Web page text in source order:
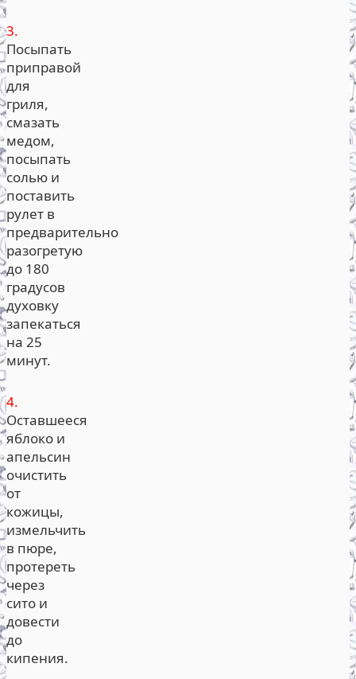
3.
Посыпать
приправой
для
гриля,
смазать
медом,
посыпать
солью и
поставить
рулет в
предварительно
разогретую
до 180
градусов
духовку
запекаться
на 25
минут.
4.
Оставшееся
яблоко и
апельсин
очистить
от
кожицы,
измельчить
в пюре,
протереть
через
сито и
довести
до
кипения.